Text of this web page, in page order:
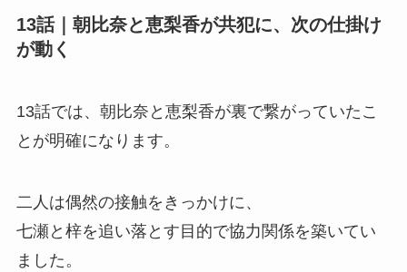
13話｜朝比奈と恵梨香が共犯に、次の仕掛け
が動く
13話では、朝比奈と恵梨香が裏で繋がっていたこ
とが明確になります。
二人は偶然の接触をきっかけに、
七瀬と梓を追い落とす目的で協力関係を築いてい
ました。